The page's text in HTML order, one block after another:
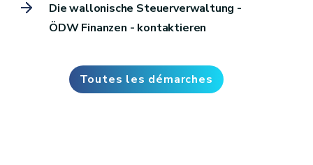
Die wallonische Steuerverwaltung -
ÖDW Finanzen - kontaktieren
Toutes les démarches